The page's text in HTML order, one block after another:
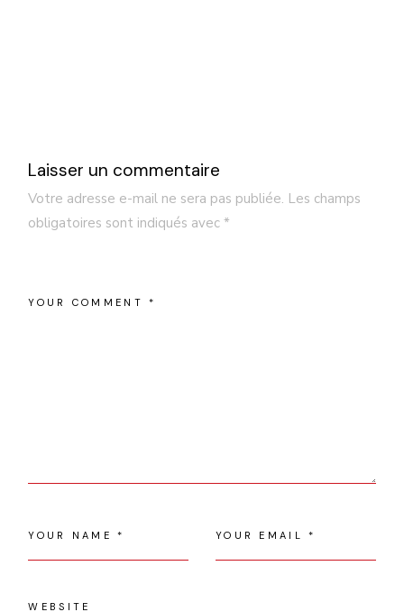
Laisser un commentaire
Votre adresse e-mail ne sera pas publiée. Les champs
obligatoires sont indiqués avec*